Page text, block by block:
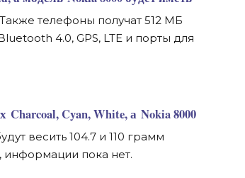
телефоны получат 512 МБ
4.0, GPS, LTE и порты для
Charcoal, Cyan, White, а Nokia 8000
весить 104.7 и 110 грамм
информации пока нет.